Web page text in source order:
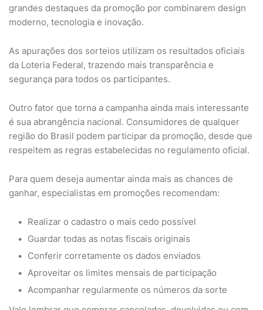
grandes destaques da promoção por combinarem design
moderno, tecnologia e inovação.
As apurações dos sorteios utilizam os resultados oficiais
da Loteria Federal, trazendo mais transparência e
segurança para todos os participantes.
Outro fator que torna a campanha ainda mais interessante
é sua abrangência nacional. Consumidores de qualquer
região do Brasil podem participar da promoção, desde que
respeitem as regras estabelecidas no regulamento oficial.
Para quem deseja aumentar ainda mais as chances de
ganhar, especialistas em promoções recomendam:
Realizar o cadastro o mais cedo possível
Guardar todas as notas fiscais originais
Conferir corretamente os dados enviados
Aproveitar os limites mensais de participação
Acompanhar regularmente os números da sorte